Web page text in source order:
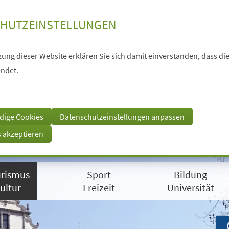
dieser Website erklären Sie sich damit einverstanden, dass
Cookies
Datenschutzeinstellungen anpassen
akzeptieren
Sport
Freizeit
Bildung
Universität